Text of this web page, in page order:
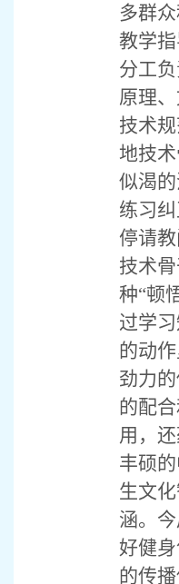
多群众
教学
分工
原理、
技术
地技
似渴的
练习
停请
技术
种“顿
过学
的动
劲力
的配
用，
丰硕
生文
涵。
好健
的传